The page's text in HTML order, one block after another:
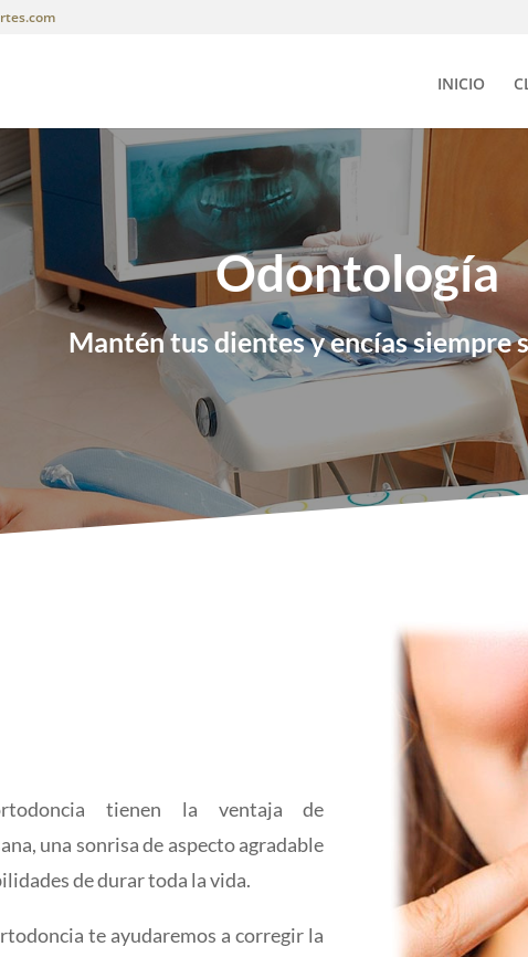
INICIO
Odontología
Mantén tus dientes y encías siempre
tienen la ventaja de
una sonrisa de aspecto agradable
de durar toda la vida.
te ayudaremos a corregir la